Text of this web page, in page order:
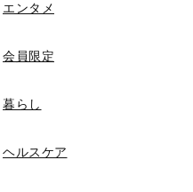
エンタメ
会員限定
暮らし
ヘルスケア